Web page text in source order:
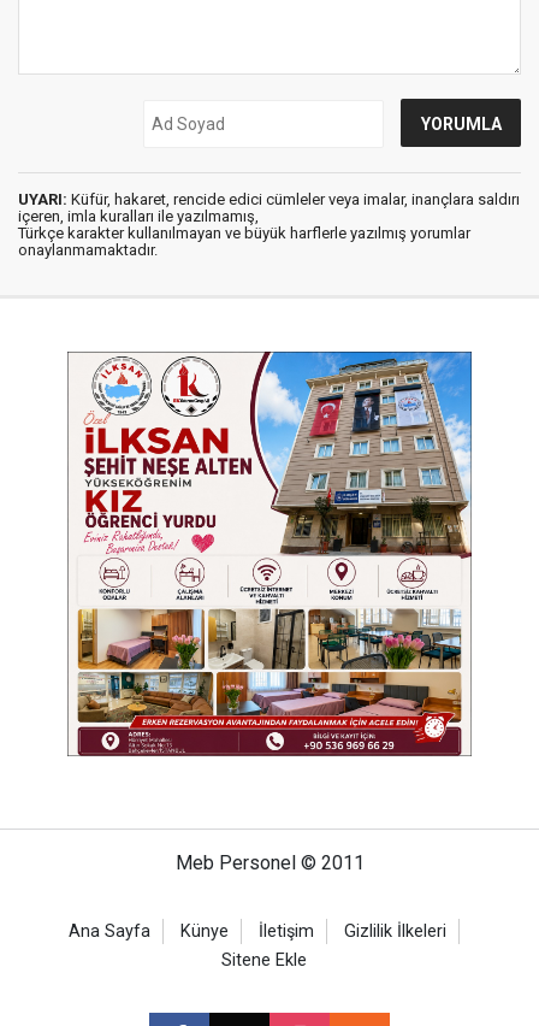
UYARI: Küfür, hakaret, rencide edici cümleler veya imalar, inançlara saldırı
içeren, imla kuralları ile yazılmamış,
Türkçe karakter kullanılmayan ve büyük harflerle yazılmış yorumlar
onaylanmamaktadır.
Meb Personel © 2011
Ana Sayfa Künye İletişim
Gizlilik İlkeleri
Sitene Ekle